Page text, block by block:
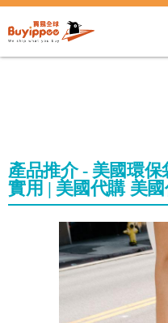
產品推介 - 美國環保
實用 | 美國代購 美